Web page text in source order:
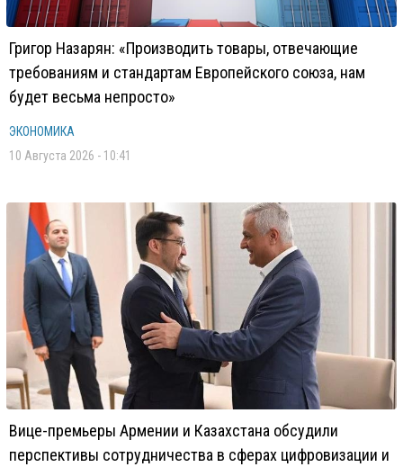
Григор Назарян: «Производить товары, отвечающие
требованиям и стандартам Европейского союза, нам
будет весьма непросто»
ЭКОНОМИКА
10 Августа 2026 - 10:41
Вице-премьеры Армении и Казахстана обсудили
перспективы сотрудничества в сферах цифровизации и